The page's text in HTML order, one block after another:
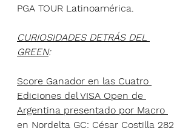
PGA TOUR Latinoamérica.
CURIOSIDADES DETRÁS DEL
GREEN:
Score Ganador en las Cuatro
Ediciones del VISA Open de
Argentina presentado por Macro
en Nordelta GC: César Costilla 282